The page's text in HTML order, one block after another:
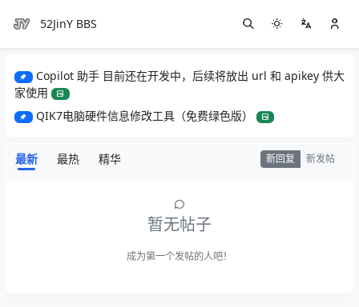
52JinY BBS
Copilot 助手 目前还在开发中，后续将放出 url 和 apikey 供大
家使用
QIK7电脑硬件信息修改工具（免费绿色版）
最新 最热 精华 新回复 新发帖
暂无帖子
成为第一个发帖的人吧！